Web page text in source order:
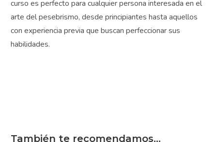
curso es perfecto para cualquier persona interesada en el
arte del pesebrismo, desde principiantes hasta aquellos
con experiencia previa que buscan perfeccionar sus
habilidades.
También te recomendamos…